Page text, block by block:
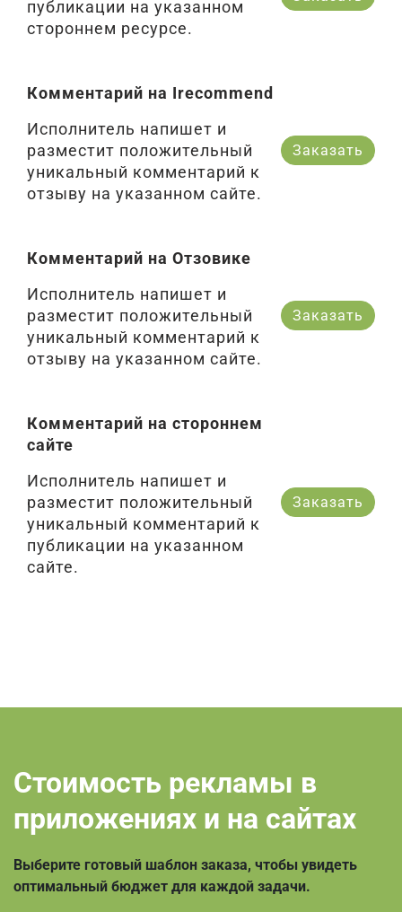
публикации на указанном
стороннем ресурсе.
Комментарий на Irecommend
Исполнитель напишет и
разместит положительный
уникальный комментарий к
отзыву на указанном сайте.
Заказать
Комментарий на Отзовике
Исполнитель напишет и
разместит положительный
уникальный комментарий к
отзыву на указанном сайте.
Заказать
Комментарий на стороннем
сайте
Исполнитель напишет и
разместит положительный
уникальный комментарий к
публикации на указанном
сайте.
Заказать
Стоимость рекламы в
приложениях и на сайтах
Выберите готовый шаблон заказа, чтобы увидеть
оптимальный бюджет для каждой задачи.